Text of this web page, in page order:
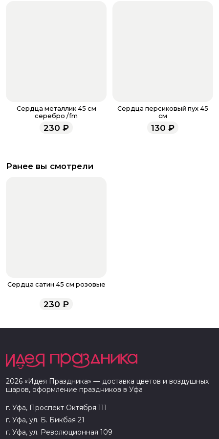
Сердца металлик 45 см
серебро /fm
230 ₽
Сердца персиковый пух 45
см
130 ₽
Ранее вы смотрели
Сердца сатин 45 см розовые
230 ₽
2026 «Идея Праздника» — доставка цветов и воздушных
шаров, оформление праздников в Уфа
г. Уфа, Проспект Октября 111
г. Уфа, ул. Б. Бикбая 21
г. Уфа, ул. Революционная 109